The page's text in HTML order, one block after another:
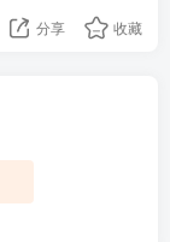
分享 收藏